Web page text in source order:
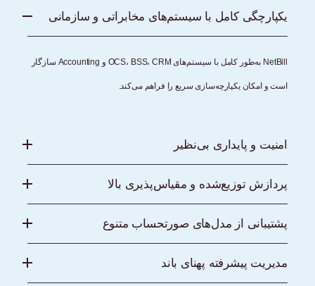
یکپارچگی کامل با سیستم‌های مخابراتی و سازمانی
NetBill به‌طور کامل با سیستم‌های OCS، BSS، CRM و Accounting سازگار
است و امکان یکپارچه‌سازی سریع را فراهم می‌کند.
امنیت و پایداری بی‌نظیر
پردازش توزیع‌شده و مقیاس‌پذیری بالا
پشتیبانی از مدل‌های صورتحساب متنوع
مدیریت پیشرفته پهنای باند